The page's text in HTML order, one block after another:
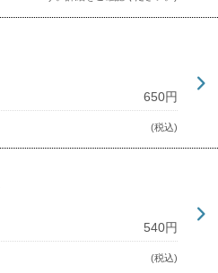
650円
(税込)
540円
(税込)